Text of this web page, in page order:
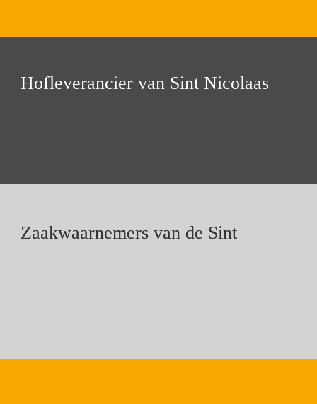
Hofleverancier van Sint Nicolaas
Zaakwaarnemers van de Sint